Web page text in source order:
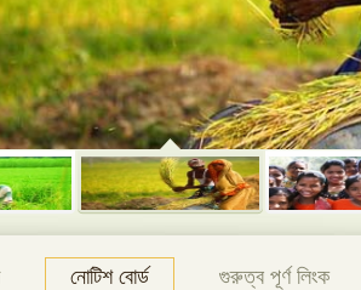
নোটিশ বোর্ড গুরুত্ব পূর্ণ লিংক